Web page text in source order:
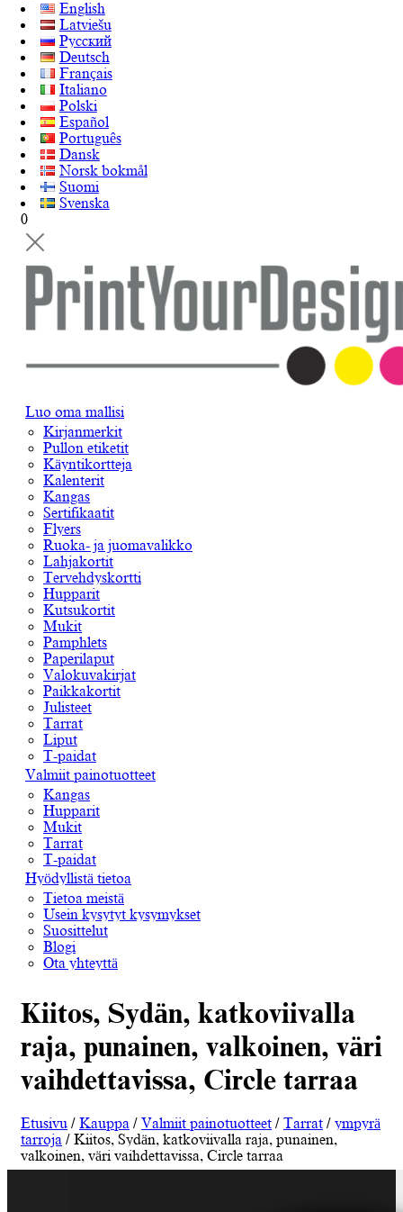
English
Latviešu
Русский
Deutsch
Français
Italiano
Polski
Español
Português
Dansk
Norsk bokmål
Suomi
Svenska
0
Luo oma mallisi
Kirjanmerkit
Pullon etiketit
Käyntikortteja
Kalenterit
Kangas
Sertifikaatit
Flyers
Ruoka- ja juomavalikko
Lahjakortit
Tervehdyskortti
Hupparit
Kutsukortit
Mukit
Pamphlets
Paperilaput
Valokuvakirjat
Paikkakortit
Julisteet
Tarrat
Liput
T-paidat
Valmiit painotuotteet
Kangas
Hupparit
Mukit
Tarrat
T-paidat
Hyödyllistä tietoa
Tietoa meistä
Usein kysytyt kysymykset
Suosittelut
Blogi
Ota yhteyttä
Kiitos, Sydän, katkoviivalla
raja, punainen, valkoinen, väri
vaihdettavissa, Circle tarraa
Etusivu / Kauppa / Valmiit painotuotteet / Tarrat / ympyrä
tarroja / Kiitos, Sydän, katkoviivalla raja, punainen,
valkoinen, väri vaihdettavissa, Circle tarraa